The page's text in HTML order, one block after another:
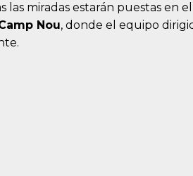
las miradas estarán puestas en el
Nou, donde el equipo